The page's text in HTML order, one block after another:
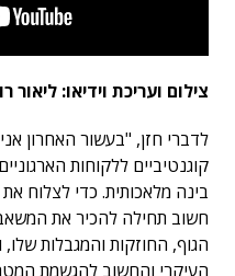
צילום ועריכת וידיאו: ליאור
לדברי חזן, "בעשור האחרון
קוגנטיביים ללקוחות
בינה מלאכותית. כדי לצלוח
חשוב תחילה להכיר את
הגוף, החוזקות והמגבלות
העיקרי והחשוב להגשמת